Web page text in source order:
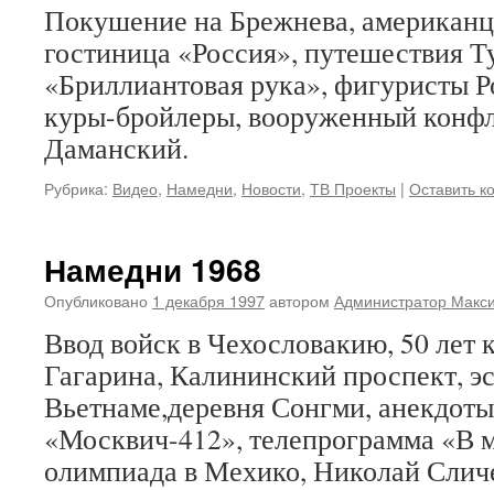
Покушение на Брежнева,
гостиница «Россия», путешествия
«Бриллиантовая рука», фигуристы
куры-бройлеры, вооруженный
Даманский.
Рубрика: Видео, Намедни, Новости, ТВ Проекты | Оставить
Намедни 1968
Опубликовано 1 декабря 1997автором Администратор
Ввод войск в Чехословакию, 50 лет
Гагарина, Калининский проспект,
Вьетнаме,деревня Сонгми,
«Москвич-412», телепрограмма «В
олимпиада в Мехико, Николай